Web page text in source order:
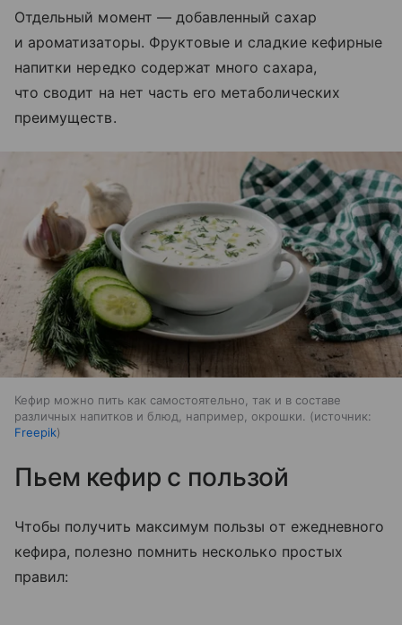
Отдельный момент — добавленный сахар
и ароматизаторы. Фруктовые и сладкие кефирные
напитки нередко содержат много сахара,
что сводит на нет часть его метаболических
преимуществ.
Кефир можно пить как самостоятельно, так и в составе
различных напитков и блюд, например, окрошки.
источник:
Freepik
Пьем кефир с пользой
Чтобы получить максимум пользы от ежедневного
кефира, полезно помнить несколько простых
правил: